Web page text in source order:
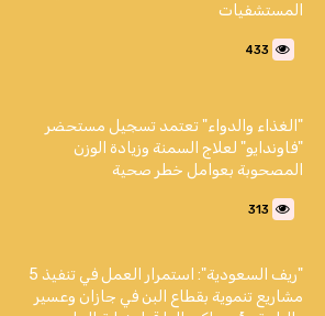
المستشفيات
433
"الغذاء والدواء" تعتمد تسجيل مستحضر
"فاوندايو" لعلاج السمنة وزيادة الوزن
المصحوبة بعوامل خطر صحية
313
"ريف السعودية": استمرار العمل في تنفيذ 5
مشاريع تنموية بقطاع البن في جازان وعسير